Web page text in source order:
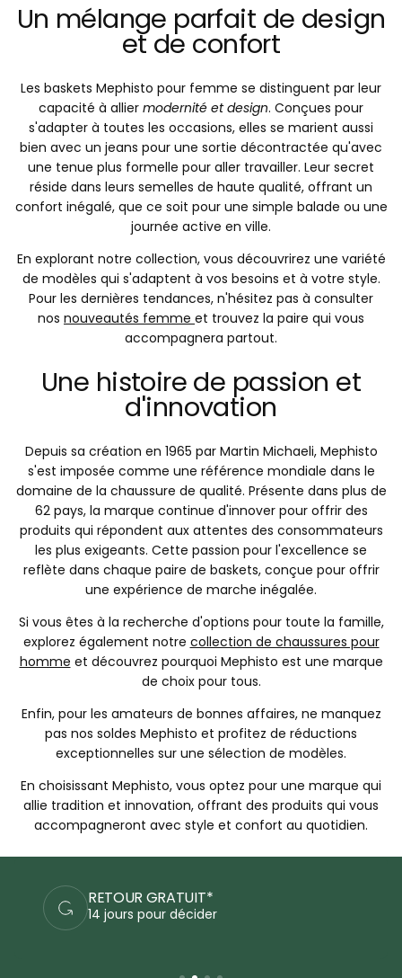
Un mélange parfait de design
et de confort
Les baskets Mephisto pour femme se distinguent par leur
capacité à allier modernité et design. Conçues pour
s'adapter à toutes les occasions, elles se marient aussi
bien avec un jeans pour une sortie décontractée qu'avec
une tenue plus formelle pour aller travailler. Leur secret
réside dans leurs semelles de haute qualité, offrant un
confort inégalé, que ce soit pour une simple balade ou une
journée active en ville.
En explorant notre collection, vous découvrirez une variété
de modèles qui s'adaptent à vos besoins et à votre style.
Pour les dernières tendances, n'hésitez pas à consulter
nos nouveautés femme et trouvez la paire qui vous
accompagnera partout.
Une histoire de passion et
d'innovation
Depuis sa création en 1965 par Martin Michaeli, Mephisto
s'est imposée comme une référence mondiale dans le
domaine de la chaussure de qualité. Présente dans plus de
62 pays, la marque continue d'innover pour offrir des
produits qui répondent aux attentes des consommateurs
les plus exigeants. Cette passion pour l'excellence se
reflète dans chaque paire de baskets, conçue pour offrir
une expérience de marche inégalée.
Si vous êtes à la recherche d'options pour toute la famille,
explorez également notre collection de chaussures pour
homme et découvrez pourquoi Mephisto est une marque
de choix pour tous.
Enfin, pour les amateurs de bonnes affaires, ne manquez
pas nos soldes Mephisto et profitez de réductions
exceptionnelles sur une sélection de modèles.
En choisissant Mephisto, vous optez pour une marque qui
allie tradition et innovation, offrant des produits qui vous
accompagneront avec style et confort au quotidien.
PAIEMENTS SÉCURISÉS
Commandez en sécurité